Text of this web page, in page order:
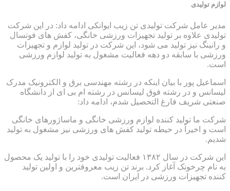
لوازم تولیدی
مدیر عامل شرکت تولیدی تن زیب ایوانکی ادامه داد: در این شرکت
تولیدی علاوه بر تولید تجهیزات ورزشی خانگی، کفش های فوتسال
و رانینگ نیز تولید می شود، این شرکت در تولید لوازم و تجهیزات
ورزشی با سابقه دو دهه فعالیت مشغول به تولید لوازم ورزشی
است.
اسماعیل پور با بیان اینکه در رشته مهندسی برق و الکترونیک مدرک
لیسانس و در رشته فوق لیسانس در رشته ام بی ای از دانشگاه
صنعتی شریف فارغ التحصیل شدم، ادامه داد:
شرکت ما تولید کننده لوازم ورزشی خانگی و ماساژورهای خانگی
است و اخیراً در حیطه تولید کفش های ورزشی نیز مشغول به تولید
شدیم.
این شرکت در سال ۱۳۸۲ فعالیت تولیدی خود را با تولید یک محصول
به نام چرخونک آغاز کرد. برند تن زیب معروفترین و اولین تولید
کننده تجهیزات ورزشی در ایران است.